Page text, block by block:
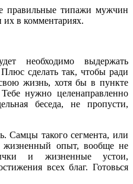
правильные типажи мужчин
в комментариях.
необходимо выдержать
сделать так, чтобы ради
жизнь, хотя бы в пункте
нужно целенаправленно
беседа, не пропусти,
Самцы такого сегмента, или
жизненный опыт, вообще не
и жизненные устои,
всех благ. Готовься